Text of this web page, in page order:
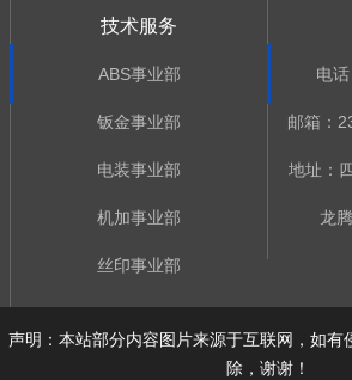
技术服务
ABS事业部
钣金事业部
电装事业部
机加事业部
丝印事业部
电
邮箱：
地址：
龙
声明：本站部分内容图片来源于互联网，如有
除，谢谢！